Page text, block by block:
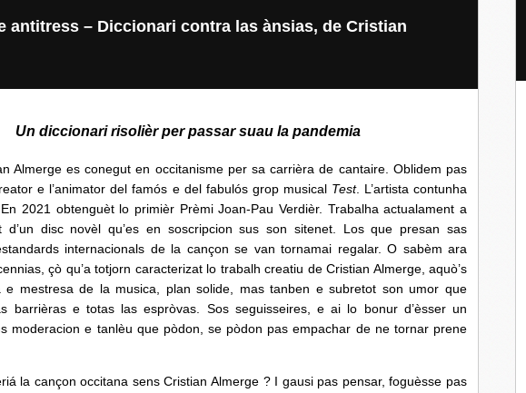
antitress – Diccionari contra las ànsias, de Cristian
Un diccionari risolièr per passar suau la pandemia
es conegut en occitanisme per sa carrièra de cantaire. Oblidem pas
e l’animator del famós e del fabulós grop musical Test. L’artista contunha
2021 obtenguèt lo primièr Prèmi Joan-Pau Verdièr. Trabalha actualament a
d’un disc novèl qu’es en soscripcion sus son sitenet. Los que presan sas
internacionals de la cançon se van tornamai regalar. O sabèm ara
çò qu’a totjorn caracterizat lo trabalh creatiu de Cristian Almerge, aquò’s
e mestresa de la musica, plan solide, mas tanben e subretot son umor que
barrièras e totas las espròvas. Sos seguisseires, e ai lo bonur d’èsser un
moderacion e tanlèu que pòdon, se pòdon pas empachar de ne tornar prene
occitana sens Cristian Almerge ? I gausi pas pensar, foguèsse pas